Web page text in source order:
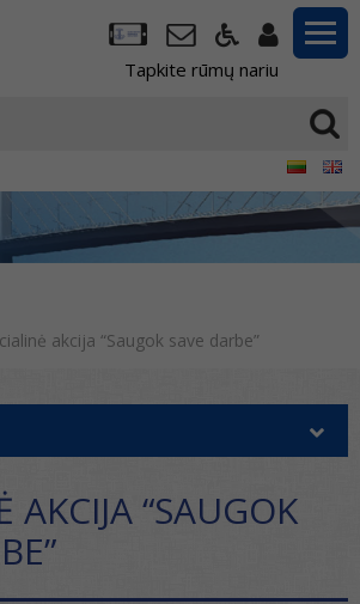
Tapkite rūmų nariu
akcija “Saugok save darbe”
AKCIJA “SAUGOK